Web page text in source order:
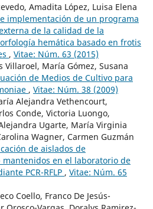
Amadita López, Luisa Elena
implementación de un programa
de la calidad de la
hemática basado en frotis
, Vitae: Núm. 63 (2015)
Villaroel, María Gómez, Susana
de Medios de Cultivo para
, Vitae: Núm. 38 (2009)
Alejandra Vethencourt,
Conde, Victoria Luongo,
Ugarte, María Virginia
Wagner, Carmen Guzmán
de aislados de
mantenidos en el laboratorio de
PCR-RFLP , Vitae: Núm. 65
Coello, Franco De Jesús-